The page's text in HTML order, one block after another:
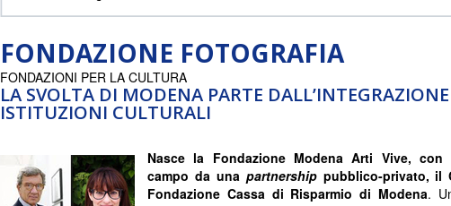
FONDAZIONE FOTOGRAFIA
LA SVOLTA DI MODENA PARTE
ISTITUZIONI CULTURALI
FONDAZIONI PER LA CULTURA
Nasce la Fondazione Modena Arti Vive,
campo da una partnershippubblico-privato, il
Fondazione Cassa di Risparmio di Modena.